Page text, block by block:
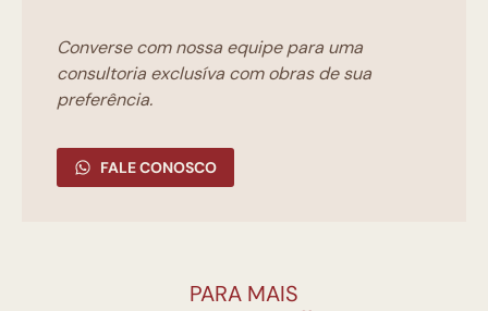
Converse com nossa equipe para uma
consultoria exclusíva com obras de sua
preferência.
FALE CONOSCO
PARA MAIS